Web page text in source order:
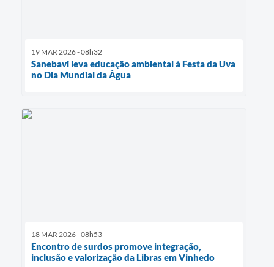
19 MAR 2026 - 08h32
Sanebavi leva educação ambiental à Festa da Uva
no Dia Mundial da Água
18 MAR 2026 - 08h53
Encontro de surdos promove integração,
inclusão e valorização da Libras em Vinhedo